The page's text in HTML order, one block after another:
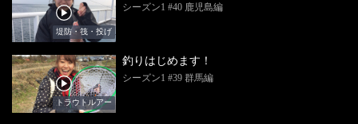
堤防・筏・投げ
シーズン1 #40 鹿児島編
トラウトルアー
釣りはじめます！
シーズン1 #39 群馬編